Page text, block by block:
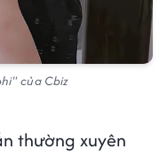
của Cbiz
thường xuyên